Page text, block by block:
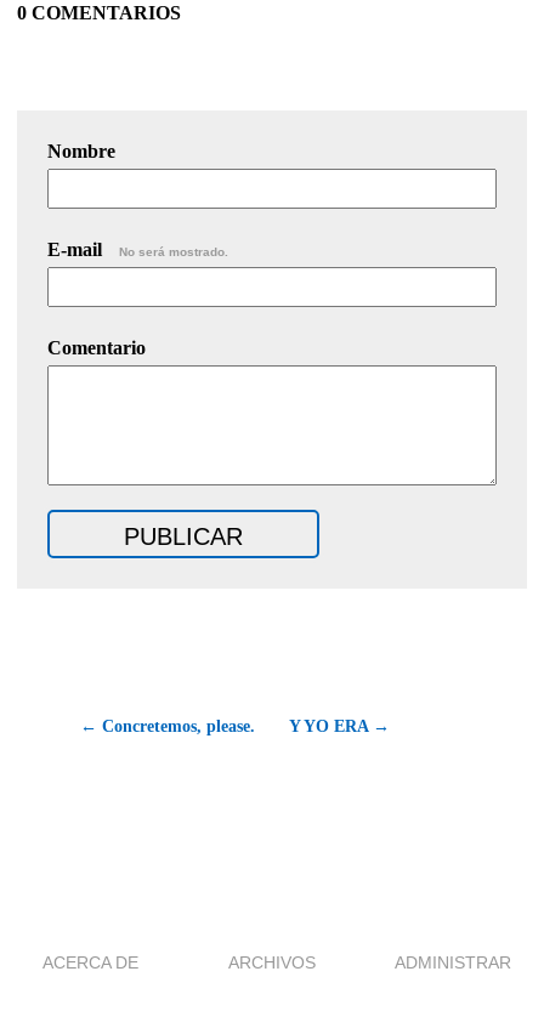
0 COMENTARIOS
Nombre
E-mail No será mostrado.
Comentario
← Concretemos, please. Y YO ERA →
ACERCA DE ARCHIVOS ADMINISTRAR